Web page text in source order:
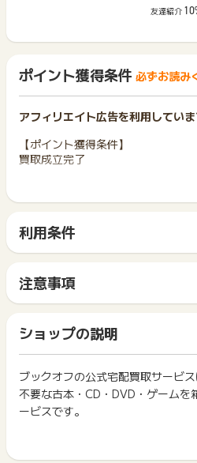
友達紹介
ポイント獲得条件 必ずお読み
アフィリエイト広告を利用してい
【ポイント獲得条件】
買取成立完了
虚偽・不正・いたずら・キャンセ
※お客様または広告主の都合により
などになりますとシステム上、ポ
注意ください。
商品購入をご利用の際は、
⇒
ブックオフオンライン【商品購入
定額は下記
⇒ ブックオフオンライン【宅配買取
※ポイントに関するお問い合わせは
までお問い合わせください。ポイン
利用条件
サイトに移動してからお申し込み
間に、同じブラウザ（※）で他のサ
ト獲得ができません。
「 サイトへ行ってポイントGET
ス・お買い物利用時で、デバイス
イント獲得ができません。
2回以上同じお買い物・サービスを
ポイントタウンに戻り、「 サイト
タンを押してからご利用ください。
下記の事項に該当する場合、広告
注意事項
一部のサービスにつきましては、
は切り捨てとなります。
ポイント獲得が1ポイント未満のも
ント履歴には記載されません。
原則として広告主側のポイント等
につきましては、ポイントタウン
まれません。
広告主が運営しているサービスの
商品の交換や一部でもキャンセル
ショップの説明
ブックオフの公式宅配買取サービス
不要な古本・CD・DVD・ゲームを
ービスです。
＼ お申込みは簡単、ご自宅まで